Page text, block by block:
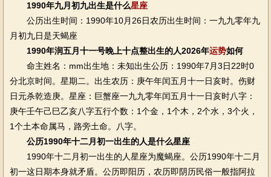
1990年九月初九出生是什么星座
公历出生时间：1990年10月26日农历出生时间：一九九零年九
月初九日是天蝎座
1990年润五月十一号晚上十点整出生的人2026年运势如何
命主姓名：mm出生地：未知出生公历：1990年7月3日22时0
分北京时间。星期二。出生农历：庚午年闰五月十一日亥时。伤财
日元杀乾造庚。星座：巨蟹座一九九零年闰五月十一日亥时八字：
庚午壬午己巳乙亥八字五行个数：1个金，1个木，2个水，3个火，
1个土本命属马，路旁土命。八字。
公历1990年十二月初一出生的人是什么星座
1990年十二月初一出生的人星座为魔蝎座。公历1990年十二月
初一这日期本身就矛盾。公历即阳历，农历即阴历民俗一般指阿拉